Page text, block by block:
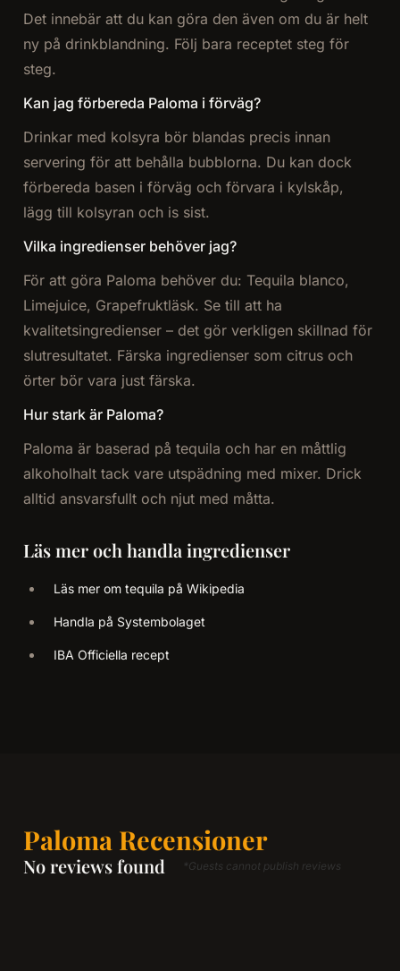
Det innebär att du kan göra den även om du är helt
ny på drinkblandning. Följ bara receptet steg för
steg.
Kan jag förbereda Paloma i förväg?
Drinkar med kolsyra bör blandas precis innan
servering för att behålla bubblorna. Du kan dock
förbereda basen i förväg och förvara i kylskåp,
lägg till kolsyran och is sist.
Vilka ingredienser behöver jag?
För att göra Paloma behöver du: Tequila blanco,
Limejuice, Grapefruktläsk. Se till att ha
kvalitetsingredienser – det gör verkligen skillnad för
slutresultatet. Färska ingredienser som citrus och
örter bör vara just färska.
Hur stark är Paloma?
Paloma är baserad på tequila och har en måttlig
alkoholhalt tack vare utspädning med mixer. Drick
alltid ansvarsfullt och njut med måtta.
Läs mer och handla ingredienser
Läs mer om tequila på Wikipedia
Handla på Systembolaget
IBA Officiella recept
Paloma Recensioner
No reviews found *Guests cannot publish reviews